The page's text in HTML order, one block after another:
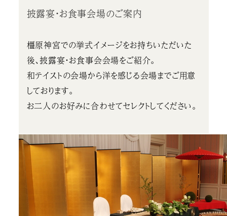
披露宴・お食事会場のご案内
橿原神宮での挙式イメージをお持ちいただいた
後、披露宴・お食事会会場をご紹介。
和テイストの会場から洋を感じる会場までご用意
しております。
お二人のお好みに合わせてセレクトしてください。